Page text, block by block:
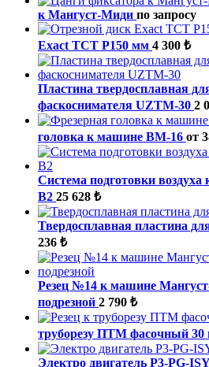
к Мангуст-Миди по запросу
Exact TCT P150 мм 4 300 ₺
Пластина твердосплавная
фаскоснимателя UZTM-30 2
головка к машине ВМ-16 от
Система подготовки
B2 25 628 ₺
Твердосплавная пластина
236 ₺
Резец №14 к машине
подрезной 2 790 ₺
труборезу ПТМ фасочный 30
Электро двигатель P3-PG-